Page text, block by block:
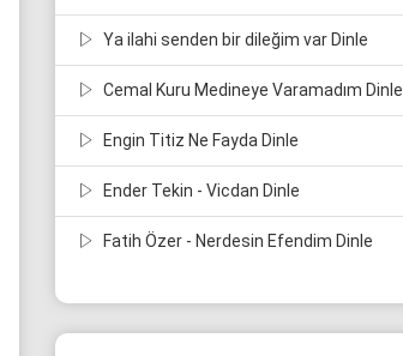
Ya ilahi senden bir dileğim var Dinle
Cemal Kuru Medineye Varamadım Dinle
Engin Titiz Ne Fayda Dinle
Ender Tekin - Vicdan Dinle
Fatih Özer - Nerdesin Efendim Dinle